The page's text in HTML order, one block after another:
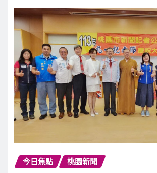
今日焦點 桃園新聞